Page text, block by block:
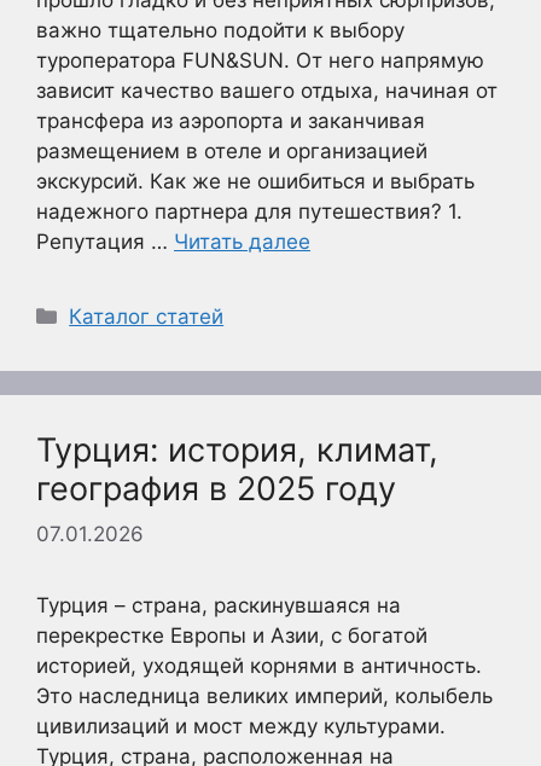
важно тщательно подойти к выбору
туроператора FUN&SUN. От него напрямую
зависит качество вашего отдыха, начиная от
трансфера из аэропорта и заканчивая
размещением в отеле и организацией
экскурсий. Как же не ошибиться и выбрать
надежного партнера для путешествия? 1.
Репутация … Читать далее
Рубрики
Каталог статей
Турция: история, климат,
география в 2025 году
07.01.2026
Турция – страна, раскинувшаяся на
перекрестке Европы и Азии, с богатой
историей, уходящей корнями в античность.
Это наследница великих империй, колыбель
цивилизаций и мост между культурами.
Турция, страна, расположенная на